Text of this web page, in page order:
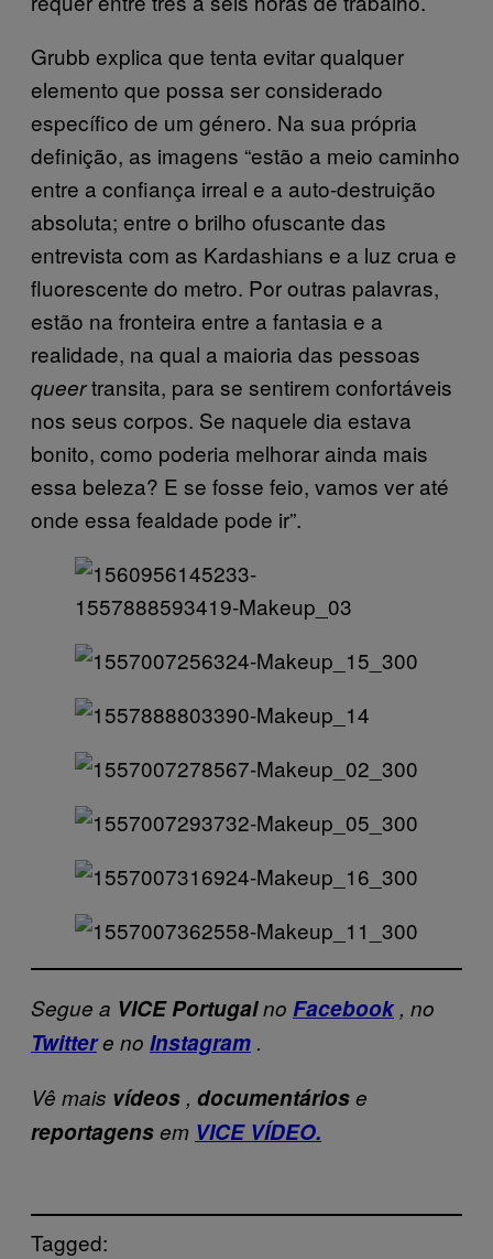
Grubb explica que tenta evitar qualquer
elemento que possa ser considerado
específico de um género. Na sua própria
definição, as imagens “estão a meio caminho
entre a confiança irreal e a auto-destruição
absoluta; entre o brilho ofuscante das
entrevista com as Kardashians e a luz crua e
fluorescente do metro. Por outras palavras,
estão na fronteira entre a fantasia e a
realidade, na qual a maioria das pessoas
queertransita, para se sentirem confortáveis
nos seus corpos. Se naquele dia estava
bonito, como poderia melhorar ainda mais
essa beleza? E se fosse feio, vamos ver até
onde essa fealdade pode ir”.
Segue a VICE Portugalno Facebook , no
Twittere no Instagram .
Vê mais vídeos , documentáriose
reportagensem VICE VÍDEO.
Tagged: